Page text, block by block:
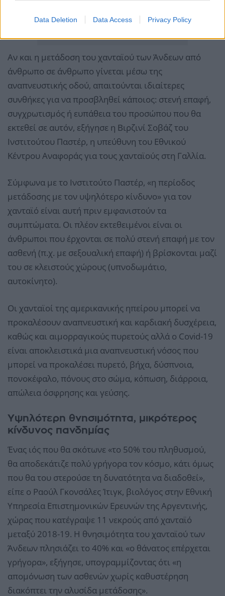
Data Deletion Data Access Privacy Policy
Αν και η μετάδοση του χανταϊού των Άνδεων από
άνθρωπο σε άνθρωπο γίνεται μέσω της
αναπνευστικής οδού, απαιτούνται ιδιαίτερες
συνθήκες για να προσβληθεί κάποιος: στενή επαφή,
συγχρωτισμός ή ευπάθεια του προσώπου που θα
εκτεθεί σε αυτόν, εξήγησε η Βιρζινί Σοβάζ του
Ινστιτούτου Παστέρ, η υπεύθυνη του Εθνικού
Κέντρου Αναφοράς για τους χανταϊούς στη Γαλλία.
Σύμφωνα με το Ινστιτούτο Παστέρ, «η περίοδος
μετάδοσης με τον υψηλότερο κίνδυνο» για τον
χανταϊό είναι αυτή πριν εμφανιστούν τα
συμπτώματα. Οι πλέον εκτεθειμένοι είναι οι
άνθρωποι που έρχονται σε πολύ στενή επαφή με τον
ασθενή (π.χ. με σεξουαλική επαφή) ή βρίσκονται μαζί
του σε κλειστούς χώρους (υπνοδωμάτιο,
αυτοκίνητο).
Οι χανταϊοί της αμερικανικής ηπείρου μπορεί να
προκαλέσουν αναπνευστική και καρδιακή δυσχέρεια,
καθώς και αιμορραγικούς πυρετούς αλλά ο Covid-19
είναι αποκλειστικά μια αναπνευστική νόσος που
μπορεί να προκαλέσει πυρετό, βήχα, δύσπνοια,
πονοκέφαλο, πόνους στο σώμα, κόπωση, διάρροια,
απώλεια όσφρησης και γεύσης.
Υψηλότερη θνησιμότητα, μικρότερος
κίνδυνος πανδημίας
Ένας ιός που θα σκότωνε «το 50% του πληθυσμού,
θα αποδεκάτιζε πολύ γρήγορα τον κόσμο, κάτι όμως
που θα του στερούσε τη δυνατότητα να διαδοθεί»,
είπε ο Ραούλ Γκονσάλες Ίτιγκ, βιολόγος στην Εθνική
Υπηρεσία Επιστημονικών Ερευνών της Αργεντινής,
χώρας που κατέγραψε 11 νεκρούς από χανταϊό
μεταξύ 2018-19. Η θνησιμότητα του χανταϊού των
Άνδεων πλησιάζει το 40% και «ο θάνατος επέρχεται
γρήγορα», εξήγησε, υπογραμμίζοντας ότι «η
απομόνωση των ασθενών χωρίς καθυστέρηση
διακόπτει την αλυσίδα μετάδοσης».